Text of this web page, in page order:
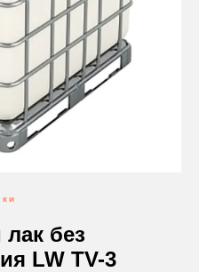
лак без
LW TV-3